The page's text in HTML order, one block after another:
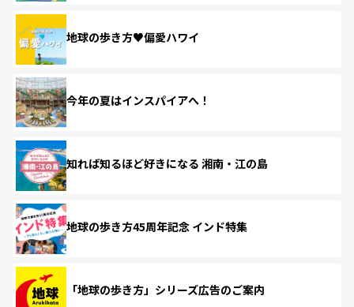
地球の歩き方♥偏愛ハワイ
今年の夏はインスパイアへ！
知れば知るほど好きになる 湘南・江の島
地球の歩き方45周年記念 インド特集
「地球の歩き方」シリーズ広告のご案内